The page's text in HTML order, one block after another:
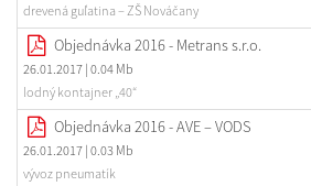
drevená guľatina – ZŠ Nováčany
Objednávka 2016 - Metrans s.r.o.
26.01.2017 | 0.04 Mb
lodný kontajner „40“
Objednávka 2016 - AVE – VODS
26.01.2017 | 0.03 Mb
vývoz pneumatík